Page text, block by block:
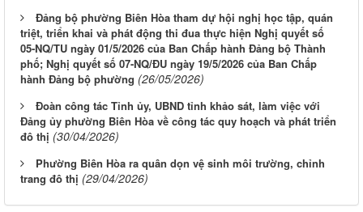
Đảng bộ phường Biên Hòa tham dự hội nghị học tập, quán
triệt, triển khai và phát động thi đua thực hiện Nghị quyết số
05-NQ/TU ngày 01/5/2026 của Ban Chấp hành Đảng bộ Thành
phố; Nghị quyết số 07-NQ/ĐU ngày 19/5/2026 của Ban Chấp
hành Đảng bộ phường (26/05/2026)
Đoàn công tác Tỉnh ủy, UBND tỉnh khảo sát, làm việc với
Đảng ủy phường Biên Hòa về công tác quy hoạch và phát triển
đô thị (30/04/2026)
Phường Biên Hòa ra quân dọn vệ sinh môi trường, chỉnh
trang đô thị (29/04/2026)